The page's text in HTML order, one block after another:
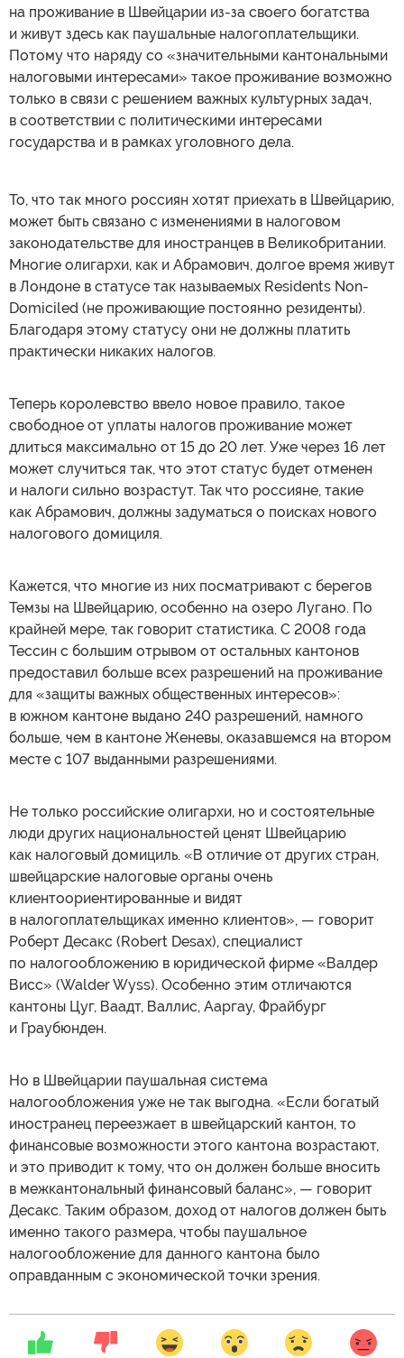
на проживание в Швейцарии из-за своего богатства
и живут здесь как паушальные налогоплательщики.
Потому что наряду со «значительными кантональными
налоговыми интересами» такое проживание возможно
только в связи с решением важных культурных задач,
в соответствии с политическими интересами
государства и в рамках уголовного дела.
То, что так много россиян хотят приехать в Швейцарию,
может быть связано с изменениями в налоговом
законодательстве для иностранцев в Великобритании.
Многие олигархи, как и Абрамович, долгое время живут
в Лондоне в статусе так называемых Residents Non-
Domiciled (не проживающие постоянно резиденты).
Благодаря этому статусу они не должны платить
практически никаких налогов.
Теперь королевство ввело новое правило, такое
свободное от уплаты налогов проживание может
длиться максимально от 15 до 20 лет. Уже через 16 лет
может случиться так, что этот статус будет отменен
и налоги сильно возрастут. Так что россияне, такие
как Абрамович, должны задуматься о поисках нового
налогового домициля.
Кажется, что многие из них посматривают с берегов
Темзы на Швейцарию, особенно на озеро Лугано. По
крайней мере, так говорит статистика. С 2008 года
Тессин с большим отрывом от остальных кантонов
предоставил больше всех разрешений на проживание
для «защиты важных общественных интересов»:
в южном кантоне выдано 240 разрешений, намного
больше, чем в кантоне Женевы, оказавшемся на втором
месте с 107 выданными разрешениями.
Не только российские олигархи, но и состоятельные
люди других национальностей ценят Швейцарию
как налоговый домициль. «В отличие от других стран,
швейцарские налоговые органы очень
клиентоориентированные и видят
в налогоплательщиках именно клиентов», — говорит
Роберт Десакс (Robert Desax), специалист
по налогообложению в юридической фирме «Валдер
Висс» (Walder Wyss). Особенно этим отличаются
кантоны Цуг, Ваадт, Валлис, Ааргау, Фрайбург
и Граубюнден.
Но в Швейцарии паушальная система
налогообложения уже не так выгодна. «Если богатый
иностранец переезжает в швейцарский кантон, то
финансовые возможности этого кантона возрастают,
и это приводит к тому, что он должен больше вносить
в межкантональный финансовый баланс», — говорит
Десакс. Таким образом, доход от налогов должен быть
именно такого размера, чтобы паушальное
налогообложение для данного кантона было
оправданным с экономической точки зрения.